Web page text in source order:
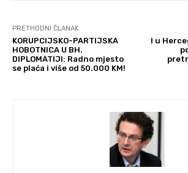
PRETHODNI ČLANAK
KORUPCIJSKO-PARTIJSKA
HOBOTNICA U BH.
DIPLOMATIJI: Radno mjesto
se plaća i više od 50.000 KM!
I u